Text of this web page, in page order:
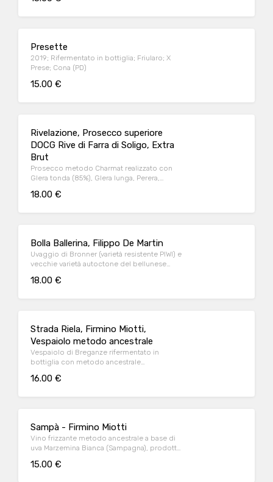
Presette
2019; Rifermentato in bottiglia; Friularo; X
Prese; Cona (PD)
15.00 €
Rivelazione, Prosecco superiore
DOCG Rive di Farra di Soligo, Extra
Brut
Prosecco metodo Charmat realizzato con
Glera tonda (85%), Glera lunga, Perera,
18.00 €
Bolla Ballerina, Filippo De Martin
Uvaggio di Bronner (varietà resistente PIWI) e
vecchie varietà autoctone del bellunese
18.00 €
Strada Riela, Firmino Miotti,
Vespaiolo metodo ancestrale
Vespaiolo di Breganze rifermentato in
bottiglia con metodo ancestrale
16.00 €
Sampà - Firmino Miotti
Vino frizzante metodo ancestrale a base di
uva Marzemina Bianca (Sampagna), prodotto
15.00 €